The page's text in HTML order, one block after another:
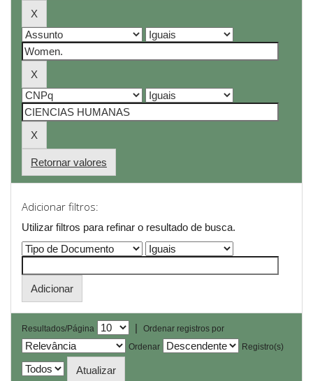
Retornar valores
Adicionar filtros:
Utilizar filtros para refinar o resultado de busca.
Resultados/Página |
Ordenar registros por
Ordenar
Registro(s)